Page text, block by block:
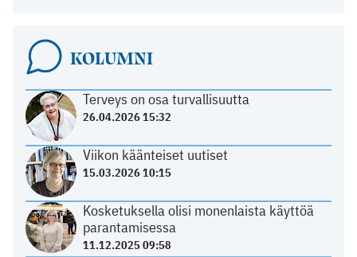
KOLUMNI
Terveys on osa turvallisuutta
26.04.2026 15:32
Viikon käänteiset uutiset
15.03.2026 10:15
Kosketuksella olisi monenlaista käyttöä
parantamisessa
11.12.2025 09:58